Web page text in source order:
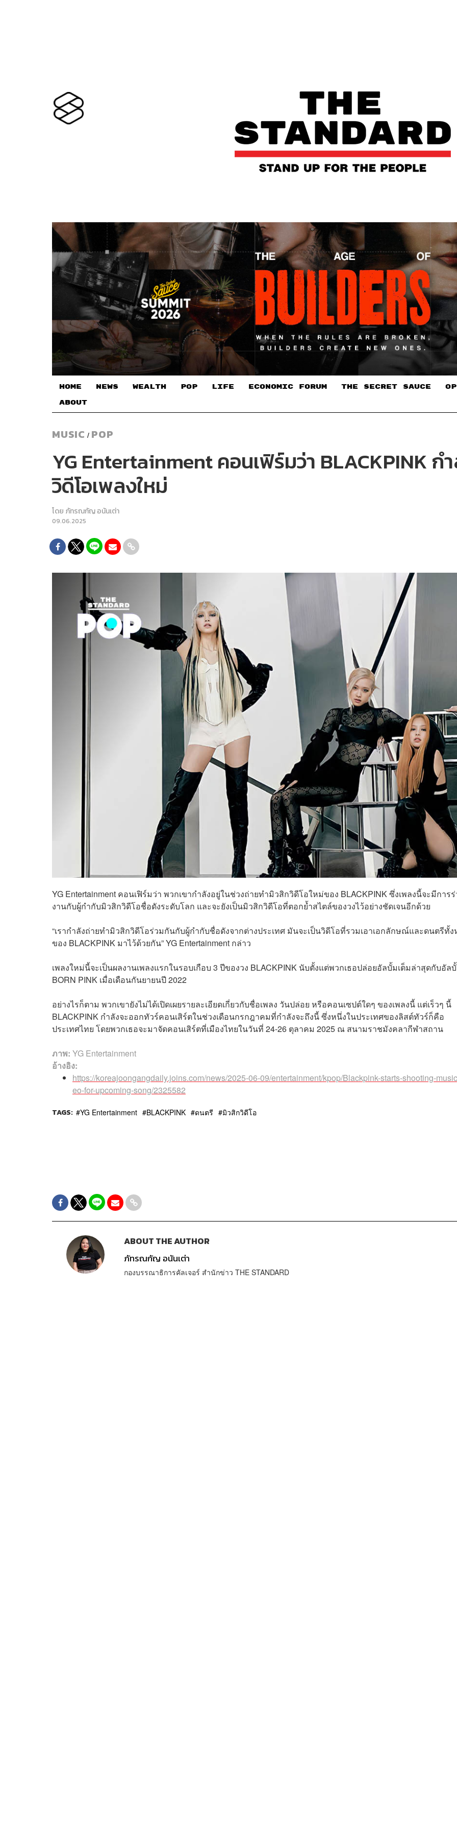
HOME NEWS WEALTH POP LIFE ECONOMIC FORUM THE SECRET SAUCE​
ABOUT
MUSIC / POP
YG Entertainment คอนเฟิร์มว่า BLACKPINK
วิดีโอเพลงใหม่
โดย ภัทรณกัญ อนันเต่า
09.06.2025
YG Entertainment คอนเฟิร์มว่า พวกเขากำลังอยู่ในช่วงถ่ายทำมิวสิกวิดีโอใหม่ของ BLACKPINK ซึ่งเพลงนี้จะมีการ
งานกับผู้กำกับมิวสิกวิดีโอชื่อดังระดับโลก และจะยังเป็นมิวสิกวิดีโอที่ตอกย้ำสไตล์ของวงไว้อย่างชัดเจนอีกด้วย
“เรากำลังถ่ายทำมิวสิกวิดีโอร่วมกันกับผู้กำกับชื่อดังจากต่างประเทศ มันจะเป็นวิดีโอที่รวมเอาเอกลักษณ์และดนตรีทั้
ของ BLACKPINK มาไว้ด้วยกัน” YG Entertainment กล่าว
เพลงใหม่นี้จะเป็นผลงานเพลงแรกในรอบเกือบ 3 ปีของวง BLACKPINK นับตั้งแต่พวกเธอปล่อยอัลบั้มเต็มล่าสุดกับอัล
BORN PINK เมื่อเดือนกันยายนปี 2022
อย่างไรก็ตาม พวกเขายังไม่ได้เปิดเผยรายละเอียดเกี่ยวกับชื่อเพลง วันปล่อย หรือคอนเซปต์ใดๆ ของเพลงนี้ แต่เร็วๆ นี้
BLACKPINK กำลังจะออกทัวร์คอนเสิร์ตในช่วงเดือนกรกฎาคมที่กำลังจะถึงนี้ ซึ่งหนึ่งในประเทศของลิสต์ทัวร์ก็คือ
ประเทศไทย โดยพวกเธอจะมาจัดคอนเสิร์ตที่เมืองไทยในวันที่ 24-26 ตุลาคม 2025 ณ สนามราชมังคลากีฬาสถาน
ภาพ: YG Entertainment
อ้างอิง:
https://koreajoongangdaily.joins.com/news/2025-06-09/entertainment/kpop/Blackpink-starts-shooting-
eo-for-upcoming-song/2325582
TAGS: YG Entertainment BLACKPINK ดนตรี มิวสิกวิดีโอ
ABOUT THE AUTHOR
ภัทรณกัญ อนันเต่า
กองบรรณาธิการคัลเจอร์ สำนักข่าว THE STANDARD